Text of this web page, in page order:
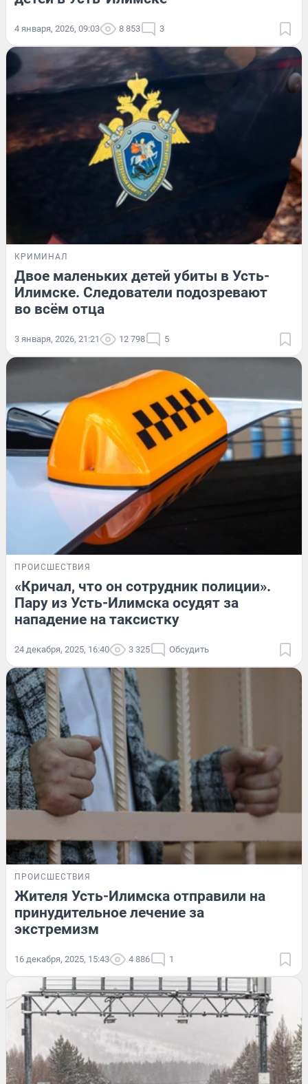
4 января, 2026, 09:03 8 853 3
КРИМИНАЛ
Двое маленьких детей убиты в Усть-
Илимске. Следователи подозревают
во всём отца
3 января, 2026, 21:21 12 798 5
ПРОИСШЕСТВИЯ
«Кричал, что он сотрудник полиции».
Пару из Усть-Илимска осудят за
нападение на таксистку
24 декабря, 2025, 16:40 3 325 Обсудить
ПРОИСШЕСТВИЯ
Жителя Усть-Илимска отправили на
принудительное лечение за
экстремизм
16 декабря, 2025, 15:43 4 886 1